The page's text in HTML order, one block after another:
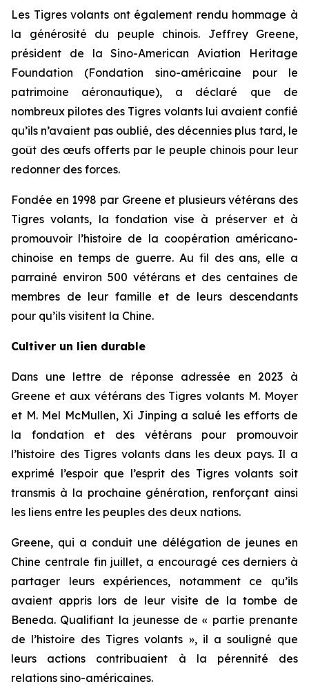
Les Tigres volants ont également rendu hommage à
la générosité du peuple chinois. Jeffrey Greene,
président de la Sino-American Aviation Heritage
Foundation (Fondation sino-américaine pour le
patrimoine aéronautique), a déclaré que de
nombreux pilotes des Tigres volants lui avaient confié
qu’ils n’avaient pas oublié, des décennies plus tard, le
goût des œufs offerts par le peuple chinois pour leur
redonner des forces.
Fondée en 1998 par Greene et plusieurs vétérans des
Tigres volants, la fondation vise à préserver et à
promouvoir l’histoire de la coopération américano-
chinoise en temps de guerre. Au fil des ans, elle a
parrainé environ 500 vétérans et des centaines de
membres de leur famille et de leurs descendants
pour qu’ils visitent la Chine.
Cultiver un lien durable
Dans une lettre de réponse adressée en 2023 à
Greene et aux vétérans des Tigres volants M. Moyer
et M. Mel McMullen, Xi Jinping a salué les efforts de
la fondation et des vétérans pour promouvoir
l’histoire des Tigres volants dans les deux pays. Il a
exprimé l’espoir que l’esprit des Tigres volants soit
transmis à la prochaine génération, renforçant ainsi
les liens entre les peuples des deux nations.
Greene, qui a conduit une délégation de jeunes en
Chine centrale fin juillet, a encouragé ces derniers à
partager leurs expériences, notamment ce qu’ils
avaient appris lors de leur visite de la tombe de
Beneda. Qualifiant la jeunesse de « partie prenante
de l’histoire des Tigres volants », il a souligné que
leurs actions contribuaient à la pérennité des
relations sino-américaines.